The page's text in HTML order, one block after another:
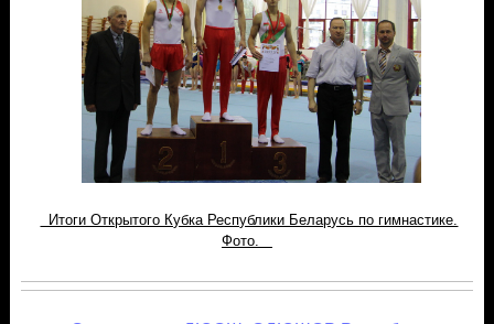
Итоги Открытого Кубка Республики Беларусь по гимнастике.
Фото.